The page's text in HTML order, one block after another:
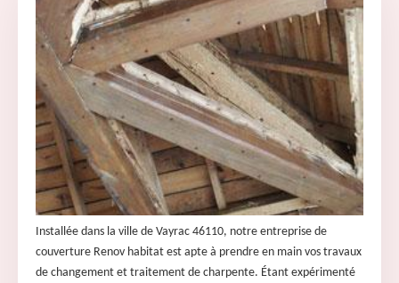
Installée dans la ville de Vayrac 46110, notre entreprise de
couverture Renov habitat est apte à prendre en main vos travaux
de changement et traitement de charpente. Étant expérimenté